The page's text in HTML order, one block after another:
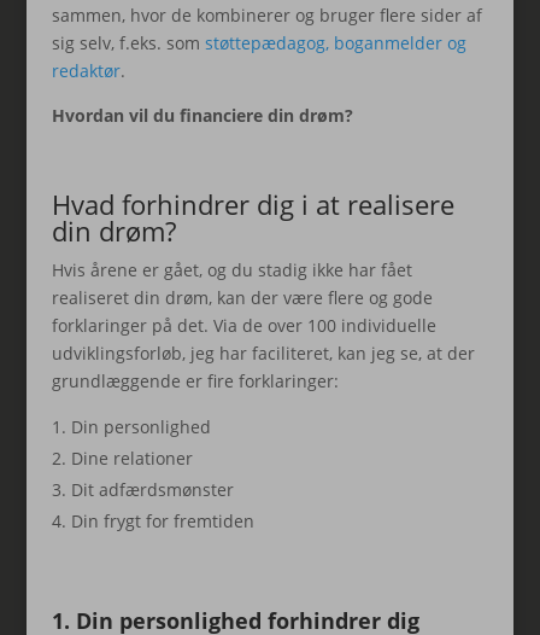
sammen, hvor de kombinerer og bruger flere sider af
sig selv, f.eks. som støttepædagog, boganmelder og
redaktør.
Hvordan vil du financiere din drøm?
Hvad forhindrer dig i at realisere
din drøm?
Hvis årene er gået, og du stadig ikke har fået
realiseret din drøm, kan der være flere og gode
forklaringer på det. Via de over 100 individuelle
udviklingsforløb, jeg har faciliteret, kan jeg se, at der
grundlæggende er fire forklaringer:
Din personlighed
Dine relationer
Dit adfærdsmønster
Din frygt for fremtiden
1. Din personlighed forhindrer dig